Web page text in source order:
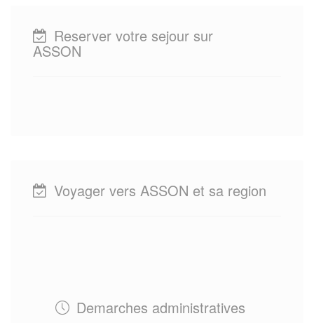
Reserver votre sejour sur
ASSON
Voyager vers ASSON et sa region
Demarches administratives